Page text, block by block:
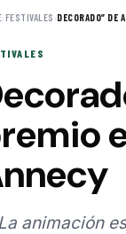
›FESTIVALES ›DECORADO” DE
animación